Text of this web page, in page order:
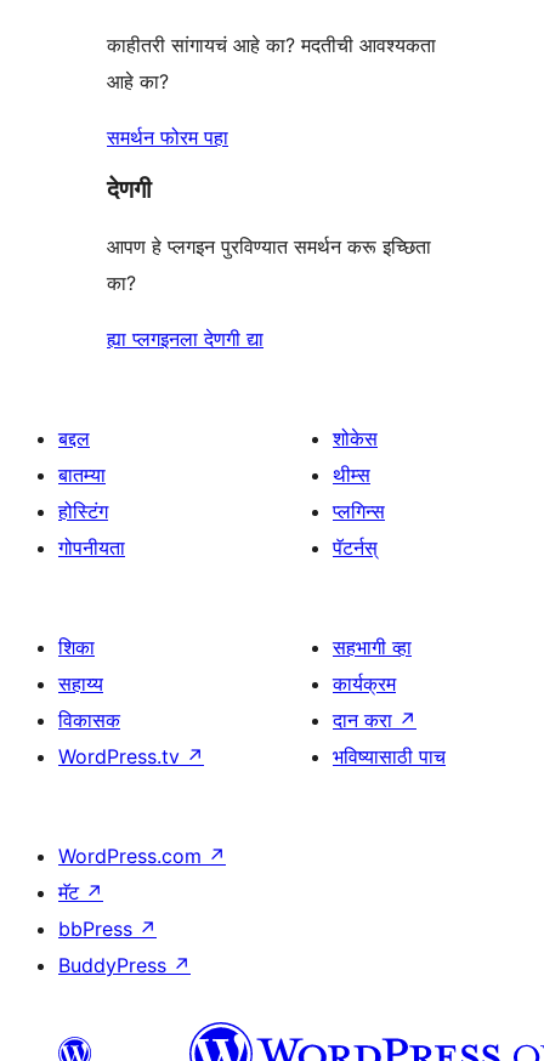
काहीतरी सांगायचं आहे का? मदतीची आवश्यकता
आहे का?
समर्थन फोरम पहा
देणगी
आपण हे प्लगइन पुरविण्यात समर्थन करू इच्छिता
का?
ह्या प्लगइनला देणगी द्या
बद्दल
बातम्या
होस्टिंग
गोपनीयता
शोकेस
थीम्स
प्लगिन्स
पॅटर्नस्
शिका
सहाय्य
विकासक
WordPress.tv ↗
सहभागी व्हा
कार्यक्रम
दान करा ↗
भविष्यासाठी पाच
WordPress.com ↗
मॅट ↗
bbPress ↗
BuddyPress ↗